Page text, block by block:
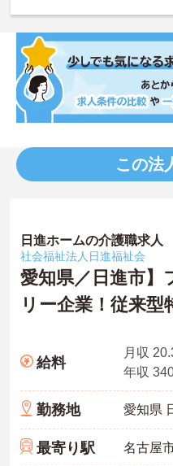
この法
日進ホームの介護職求人
社会福祉法人日進福祉会
愛知県／日進市】
リー企業！従来型
給料
勤務地
最寄り駅